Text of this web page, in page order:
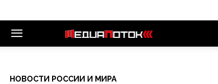
НОВОСТИ РОССИИ И МИРА